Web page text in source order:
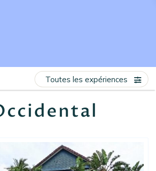
Toutes les expériences